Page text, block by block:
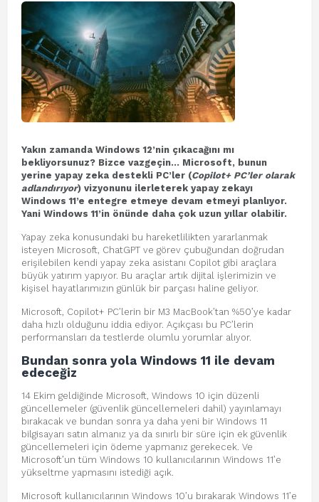
Yakın zamanda Windows 12’nin çıkacağını mı
bekliyorsunuz? Bizce vazgeçin… Microsoft, bunun
yerine yapay zeka destekli PC’ler (Copilot+ PC’ler olarak
adlandırıyor) vizyonunu ilerleterek yapay zekayı
Windows 11’e entegre etmeye devam etmeyi planlıyor.
Yani Windows 11’in önünde daha çok uzun yıllar olabilir.
Yapay zeka konusundaki bu hareketlilikten yararlanmak
isteyen Microsoft, ChatGPT ve görev çubuğundan doğrudan
erişilebilen kendi yapay zeka asistanı Copilot gibi araçlara
büyük yatırım yapıyor. Bu araçlar artık dijital işlerimizin ve
kişisel hayatlarımızın günlük bir parçası haline geliyor.
Microsoft, Copilot+ PC’lerin bir M3 MacBook’tan %50’ye kadar
daha hızlı olduğunu iddia ediyor. Açıkçası bu PC’lerin
performansları da testlerde olumlu yorumlar alıyor.
Bundan sonra yola Windows 11 ile devam
edeceğiz
14 Ekim geldiğinde Microsoft, Windows 10 için düzenli
güncellemeler (güvenlik güncellemeleri dahil) yayınlamayı
bırakacak ve bundan sonra ya daha yeni bir Windows 11
bilgisayarı satın almanız ya da sınırlı bir süre için ek güvenlik
güncellemeleri için ödeme yapmanız gerekecek. Ve
Microsoft’un tüm Windows 10 kullanıcılarının Windows 11’e
yükseltme yapmasını istediği açık.
Microsoft kullanıcılarının Windows 10’u bırakarak Windows 11’e